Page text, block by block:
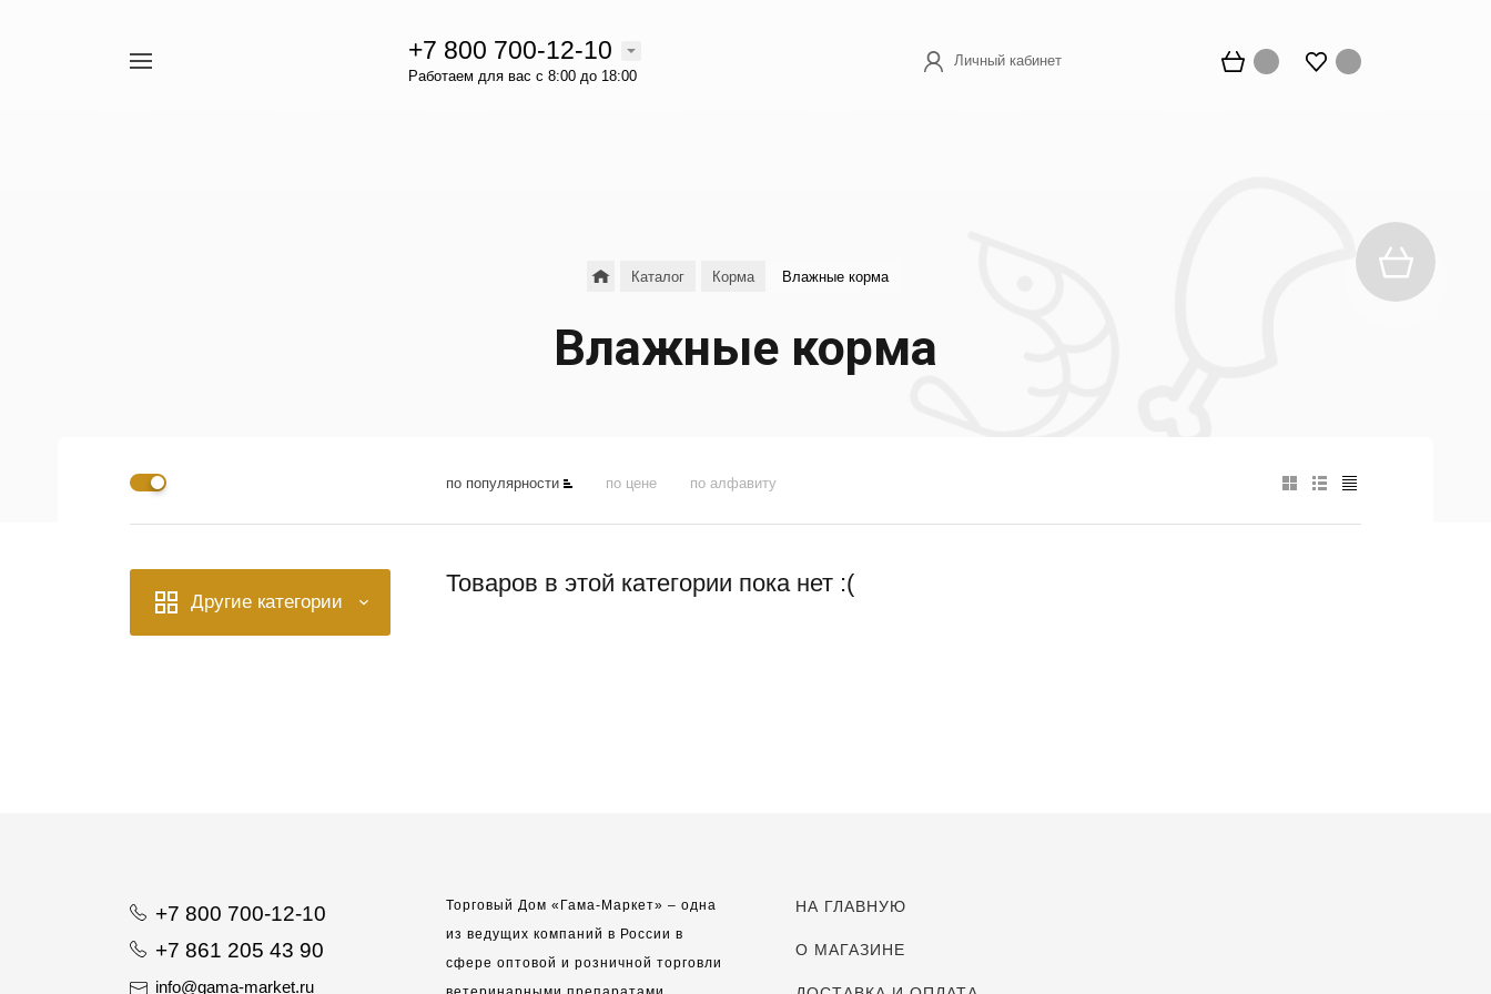
+7 800 700-12-10
Работаем для вас с 8:00 до 18:00
Личный кабинет
Каталог Корма Влажные корма
Влажные корма
по популярности по цене по алфавиту
Другие категории
Товаров в этой категории пока нет :(
+7 800 700-12-10
+7 861 205 43 90
info@gama-market.ru
Торговый Дом «Гама-Маркет» – одна
из ведущих компаний в России в
сфере оптовой и розничной торговли
НА ГЛАВНУЮ
О МАГАЗИНЕ